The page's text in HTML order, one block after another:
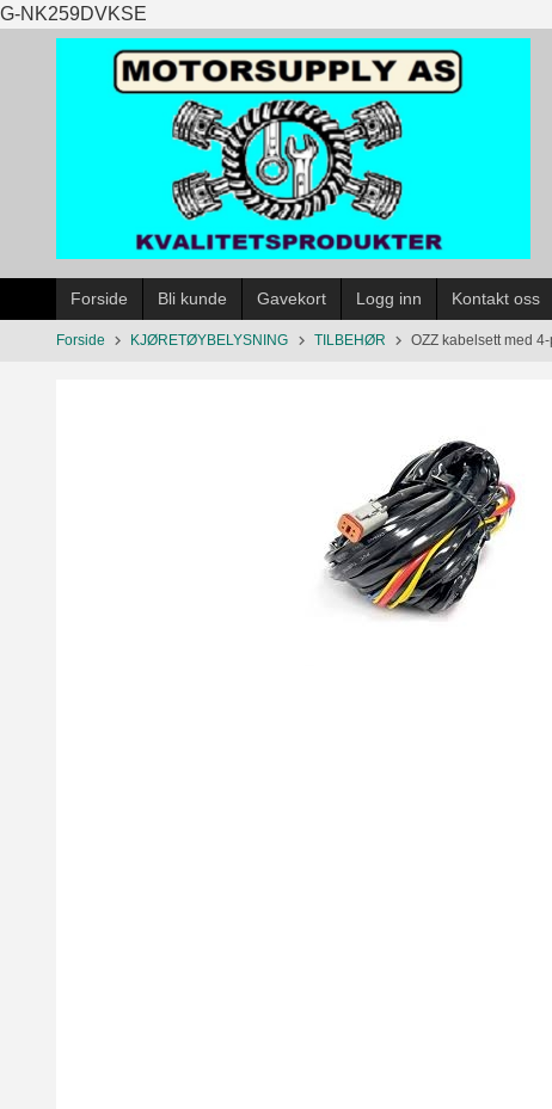
G-NK259DVKSE
til
innholdet
Forside Bli kunde Gavekort Logg inn Kontakt oss
Forside KJØRETØYBELYSNING TILBEHØR OZZ kabelsett med